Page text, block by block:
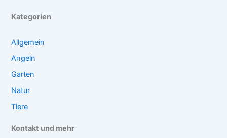
Kategorien
Allgemein
Angeln
Garten
Natur
Tiere
Kontakt und mehr